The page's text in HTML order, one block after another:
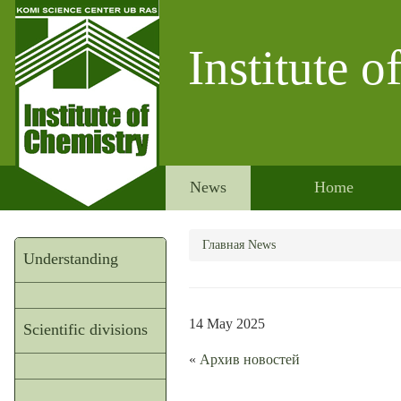
Institute
News Home
Understanding
Scientific divisions
Главная News
14 May 2025
« Архив новостей